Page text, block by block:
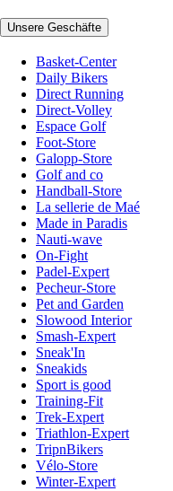
Unsere Geschäfte
Basket-Center
Daily Bikers
Direct Running
Direct-Volley
Espace Golf
Foot-Store
Galopp-Store
Golf and co
Handball-Store
La sellerie de Maé
Made in Paradis
Nauti-wave
On-Fight
Padel-Expert
Pecheur-Store
Pet and Garden
Slowood Interior
Smash-Expert
Sneak'In
Sneakids
Sport is good
Training-Fit
Trek-Expert
Triathlon-Expert
TripnBikers
Vélo-Store
Winter-Expert